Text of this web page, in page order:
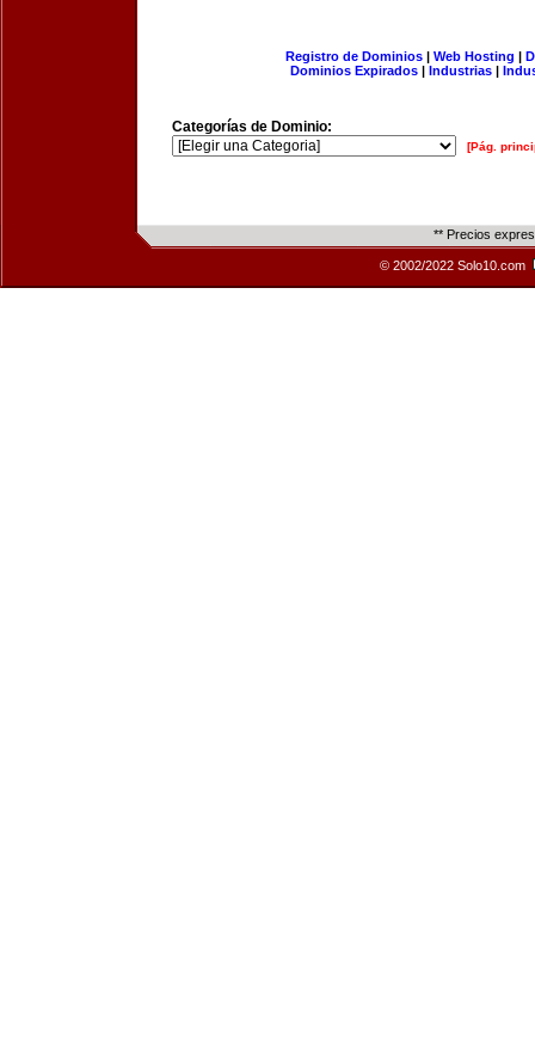
Registro de Dominios| Web Hosting |
Dominios Expirados | Industrias |
Categorías de Dominio:
[Pág.
** Precios
© 2002/2022 Solo10.com